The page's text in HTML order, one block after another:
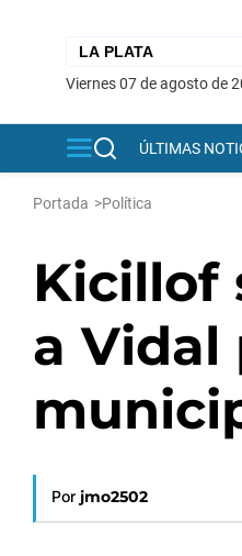
viernes 07 de agosto de
ÚLTIMAS
Portada >Política
Kicillof
a Vidal
Por jmo2502